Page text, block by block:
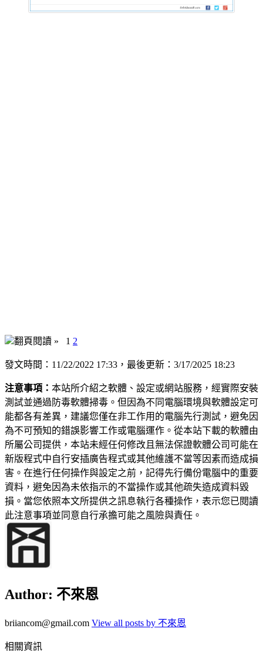
翻頁閱讀 » 1 2
發文時間：11/22/2022 17:33，最後更新：3/17/2025 18:23
注意事項： 本站所介紹之軟體、設定或網站服務，經實際安裝
測試並通過防毒軟體掃毒。但因為不同電腦環境與軟體設定可
能都各有差異，建議您僅在非工作用的電腦先行測試，避免因
為不可預知的錯誤影響工作或電腦運作。從本站下載的軟體由
所屬公司提供，本站未經任何修改且無法保證軟體公司可能在
新版程式中自行安插廣告程式或其他維護不當等因素而造成損
害。在進行任何操作與設定之前，記得先行備份電腦中的重要
資料，避免因為未依指示的不當操作或其他疏失造成資料毀
損。當您依照本文所提供之訊息執行各種操作，表示您已閱讀
此注意事項並同意自行承擔可能之風險與責任。
Author: 不來恩
briiancom@gmail.com View all posts by 不來恩
相關資訊